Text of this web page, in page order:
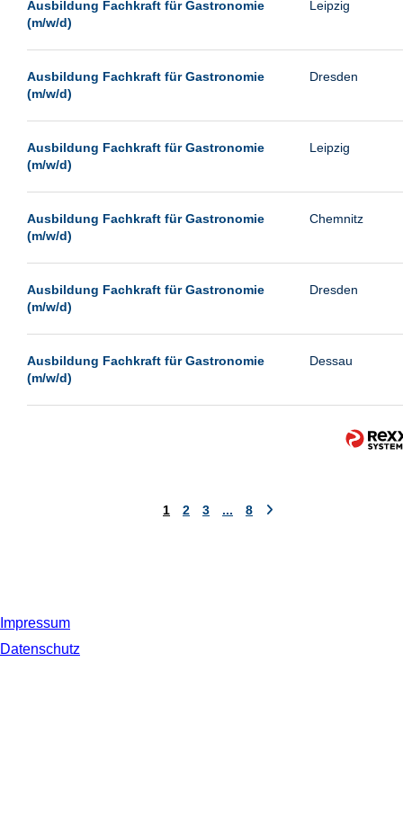
Wust/Brandenburg
Ausbildung Fachkraft für Gastronomie
(m/w/d)
Leipzig
Ausbildung Fachkraft für Gastronomie
(m/w/d)
Dresden
Ausbildung Fachkraft für Gastronomie
(m/w/d)
Leipzig
Ausbildung Fachkraft für Gastronomie
(m/w/d)
Chemnitz
Ausbildung Fachkraft für Gastronomie
(m/w/d)
Dresden
Ausbildung Fachkraft für Gastronomie
(m/w/d)
Dessau
1 2 3 ... 8
Impressum
Datenschutz